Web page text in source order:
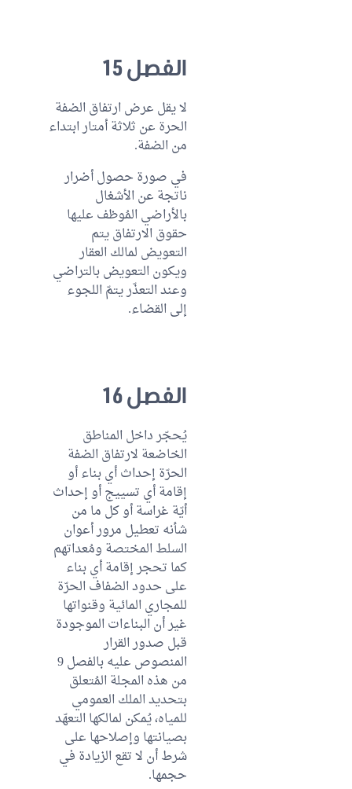
الفصل 15
لا يقل عرض ارتفاق الضفة
الحرة عن ثلاثة أمتار ابتداء
من الضفة.
في صورة حصول أضرار
ناتجة عن الأشغال
بالأراضي المُوظف عليها
حقوق الارتفاق يتم
التعويض لمالك العقار
ويكون التعويض بالتراضي
وعند التعذّر يتمّ اللجوء
إلى القضاء.
الفصل 16
يُحجّر داخل المناطق
الخاضعة لارتفاق الضفة
الحرّة إحداث أي بناء أو
إقامة أي تسييج أو إحداث
أيّة غراسة أو كل ما من
شأنه تعطيل مرور أعوان
السلط المختصة ومُعداتهم
كما تحجر إقامة أي بناء
على حدود الضفاف الحرّة
للمجاري المائية وقنواتها
غير أن البناءات الموجودة
قبل صدور القرار
المنصوص عليه بالفصل 9
من هذه المجلة المُتعلق
بتحديد الملك العمومي
للمياه، يُمكن لمالكها التعهّد
بصيانتها وإصلاحها على
شرط أن لا تقع الزيادة في
حجمها.